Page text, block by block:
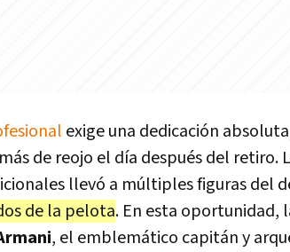
exige una dedicación
de reojo el día después del retiro.
llevó a múltiples figuras del
de la pelota. En esta oportunidad,
, el emblemático capitán y